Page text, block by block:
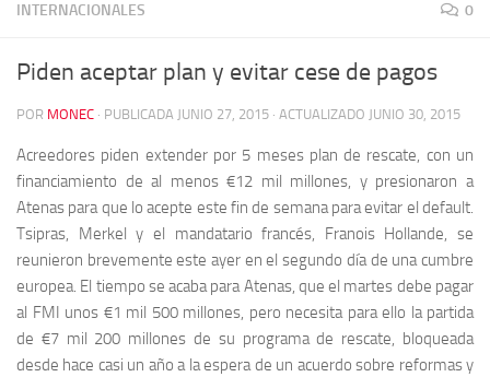
INTERNACIONALES 0
Piden aceptar plan y evitar cese de pagos
POR MONEC · PUBLICADA JUNIO 27, 2015 · ACTUALIZADO JUNIO 30, 2015
Acreedores piden extender por 5 meses plan de rescate, con un
financiamiento de al menos €12 mil millones, y presionaron a
Atenas para que lo acepte este fin de semana para evitar el default.
Tsipras, Merkel y el mandatario francés, Franois Hollande, se
reunieron brevemente este ayer en el segundo día de una cumbre
europea. El tiempo se acaba para Atenas, que el martes debe pagar
al FMI unos €1 mil 500 millones, pero necesita para ello la partida
de €7 mil 200 millones de su programa de rescate, bloqueada
desde hace casi un año a la espera de un acuerdo sobre reformas y